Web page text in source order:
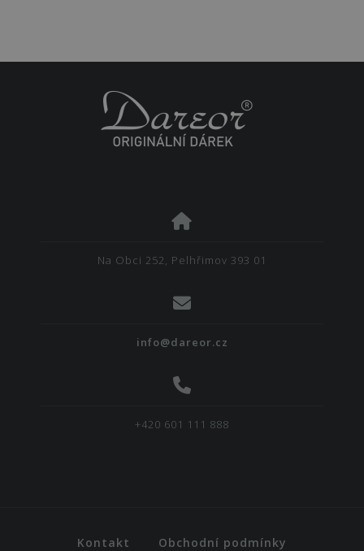
Na Obci 252, Pelhřimov 393 01
info@dareor.cz
+420 601 111 888
Kontakt
Obchodní podmínky